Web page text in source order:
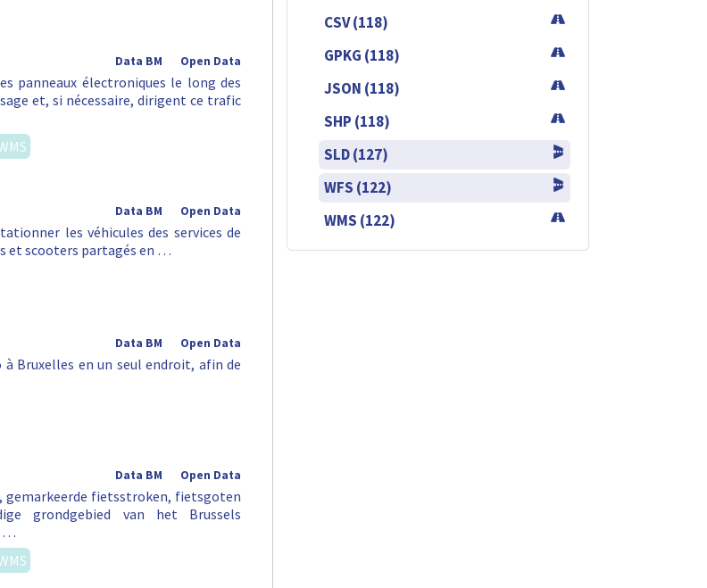
Open Data
Data BM
panneaux électroniques le long des
et, si nécessaire, dirigent ce trafic
Open Data
Data BM
les véhicules des services de
et scooters partagés en …
Open Data
Data BM
à Bruxelles en un seul endroit, afin de
Open Data
Data BM
gemarkeerde fietsstroken, fietsgoten
grondgebied van het Brussels
…
CSV (118)
GPKG (118)
JSON (118)
SHP (118)
SLD (127)
WFS (122)
WMS (122)